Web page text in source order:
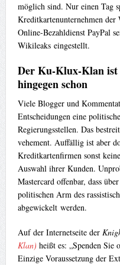
möglich sind. Nur einen Tag
Kreditkartenunternehmen
Online-Bezahldienst PayPal
Wikileaks eingestellt.
Der Ku-Klux-Klan
hingegen schon
Viele Blogger und
Entscheidungen eine
Regierungsstellen. Das
vehement. Auffällig ist aber
Kreditkartenfirmen sonst
Auswahl ihrer Kunden.
Mastercard offenbar, dass
politischen Arm des
abgewickelt werden.
Auf der Internetseite der
Klan) heißt es: „Spenden
Einzige Voraussetzung der